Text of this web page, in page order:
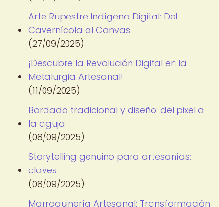
Arte Rupestre Indígena Digital: Del
Cavernícola al Canvas
(27/09/2025)
¡Descubre la Revolución Digital en la
Metalurgia Artesanal!
(11/09/2025)
Bordado tradicional y diseño: del pixel a
la aguja
(08/09/2025)
Storytelling genuino para artesanías:
claves
(08/09/2025)
Marroquinería Artesanal: Transformación